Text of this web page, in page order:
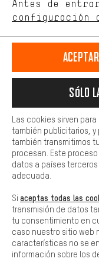
Llamada Programada
Nuestra política de privacidad
español
ES
RESCINDIR EL CONTRATO
Aviso Legal
Plataforma
Configuración
Todos los precios
gastos
Antes de
configuración
comportamiento
Más confort
cookies de
sociales. Esto
adicionales que
preguntas de
Básica
Las cookies
Sólo
Las cookies sirven
también publicitarios, y
también transmitimos
procesan. Este
datos a países
adecuada.
Si aceptas todas las
transmisión de datos
tu consentimiento en
caso nuestro sitio web
características no se
información sobre los